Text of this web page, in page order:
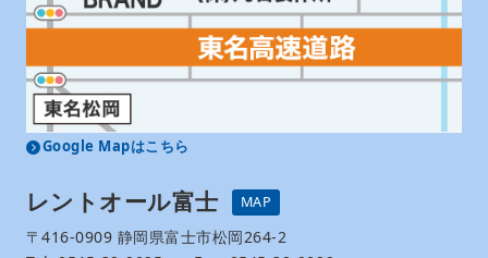
Google Mapはこちら
レントオール富士 MAP
〒416-0909 静岡県富士市松岡264-2